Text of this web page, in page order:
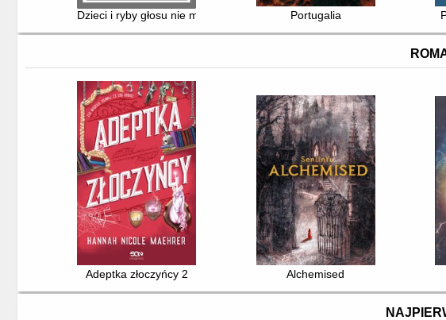
Dzieci i ryby głosu nie mają Portugalia
Adeptka złoczyńcy 2 Alchemised